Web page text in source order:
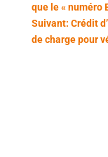
que le « numéro
Suivant: Crédit
de charge pour